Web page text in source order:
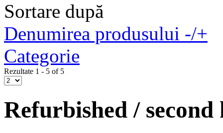
Sortare după
Denumirea produsului -/+
Categorie
Rezultate 1 - 5 of 5
Refurbished / second